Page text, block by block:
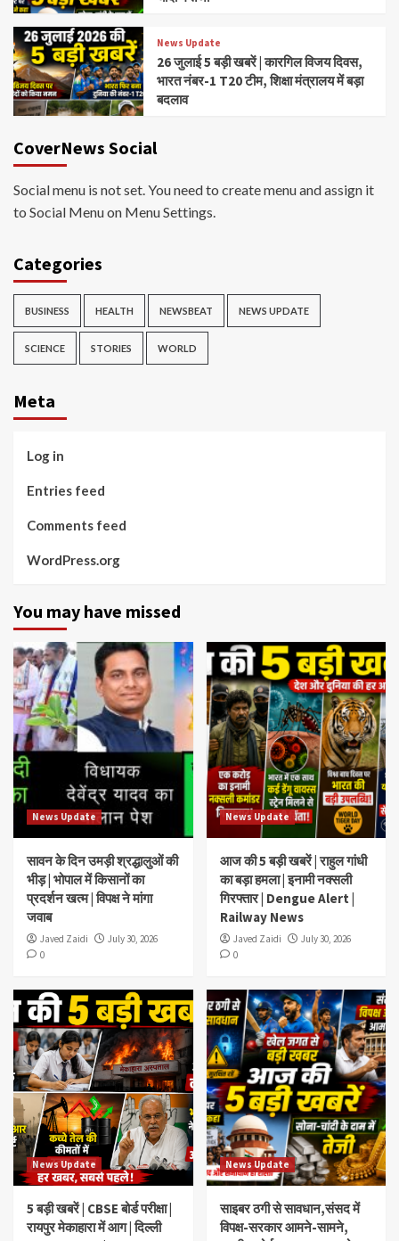
News Update
26 जुलाई 5 बड़ी खबरें | कारगिल विजय दिवस,
भारत नंबर-1 T20 टीम, शिक्षा मंत्रालय में बड़ा
बदलाव
CoverNews Social
Social menu is not set. You need to create menu and assign it
to Social Menu on Menu Settings.
Categories
BUSINESS HEALTH NEWSBEAT NEWS UPDATE
SCIENCE STORIES WORLD
Meta
Log in
Entries feed
Comments feed
WordPress.org
You may have missed
News Update
सावन के दिन उमड़ी श्रद्धालुओं की
भीड़ | भोपाल में किसानों का
प्रदर्शन खत्म | विपक्ष ने मांगा
जवाब
Javed Zaidi
July 30, 2026
0
News Update
आज की 5 बड़ी खबरें | राहुल गांधी
का बड़ा हमला | इनामी नक्सली
गिरफ्तार | Dengue Alert |
Railway News
Javed Zaidi
July 30, 2026
0
News Update
5 बड़ी खबरें | CBSE बोर्ड परीक्षा |
रायपुर मेकाहारा में आग | दिल्ली
News Update
साइबर ठगी से सावधान,संसद में
विपक्ष-सरकार आमने-सामने,